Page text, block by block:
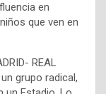
en
que ven en
REAL
grupo radical,